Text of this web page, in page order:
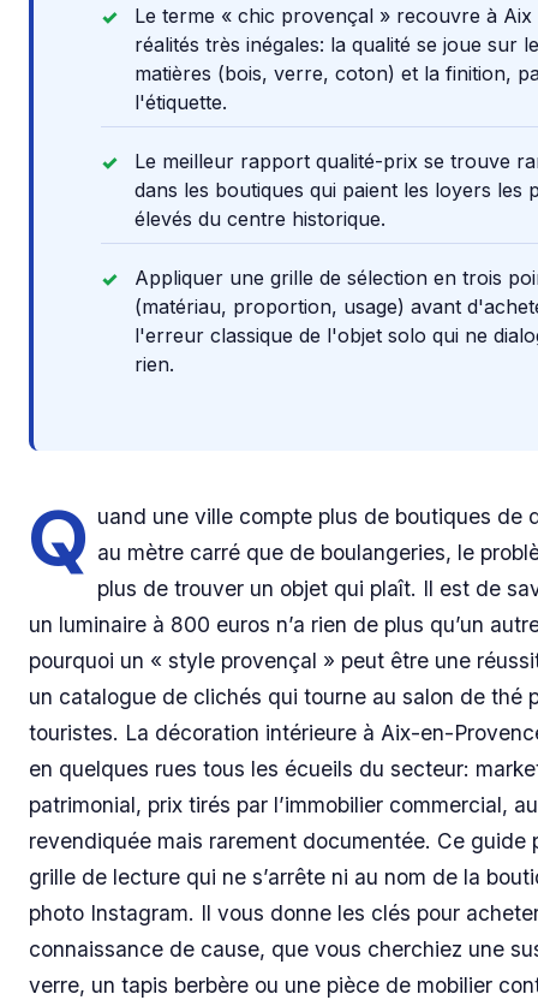
Le terme « chic provençal » recouvre à Aix
réalités très inégales: la qualité se joue sur
matières (bois, verre, coton) et la finition,
l'étiquette.
Le meilleur rapport qualité-prix se trouve
dans les boutiques qui paient les loyers les
élevés du centre historique.
Appliquer une grille de sélection en trois
(matériau, proportion, usage) avant
l'erreur classique de l'objet solo qui ne
rien.
Q uand une ville compte plus de boutiques de
au mètre carré que de boulangeries, le
plus de trouver un objet qui plaît. Il est de
un luminaire à 800 euros n’a rien de plus qu’un
pourquoi un « style provençal » peut être une
un catalogue de clichés qui tourne au salon de thé
touristes. La décoration intérieure à Aix-en-
en quelques rues tous les écueils du secteur:
patrimonial, prix tirés par l’immobilier commercial,
revendiquée mais rarement documentée. Ce guide
grille de lecture qui ne s’arrête ni au nom de la
photo Instagram. Il vous donne les clés pour
connaissance de cause, que vous cherchiez une
verre, un tapis berbère ou une pièce de mobilier